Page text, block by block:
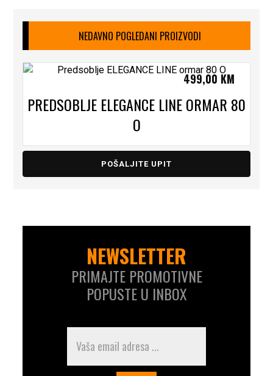
NEDAVNO POGLEDANI PROIZVODI
PREDSOBLJE ELEGANCE LINE ORMAR 80
O
499,00 KM
POŠALJITE UPIT
NEWSLETTER
PRIMAJTE PROMOTIVNE
POPUSTE U INBOX